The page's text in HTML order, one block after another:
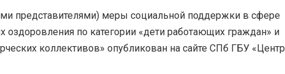
представителями) меры социальной поддержки в сфере
оздоровления по категории «дети работающих граждан» и
коллективов» опубликован на сайте СПб ГБУ «Центр